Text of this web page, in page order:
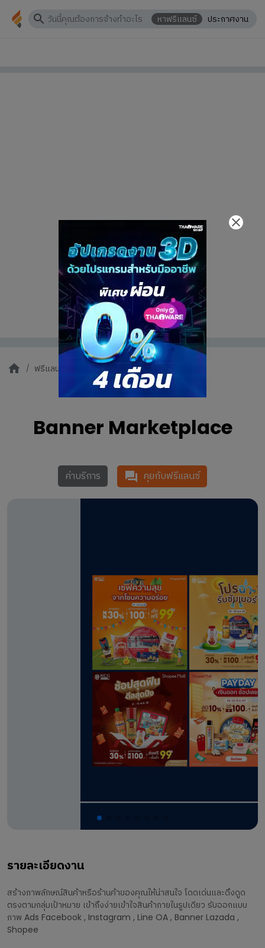
หาฟรีแลนซ์ ประกาศงาน
ฟรีแลนซ์ทั้งหมด Banner Marketpl...
Banner Marketplace
ค่าบริการ คุยกับฟรีแลนซ์
รายละเอียดงาน
สร้างภาพลักษณ์สินค้าหรือร้านค้าของคุณให้น่าสนใจ โดดเด่นและดึงดูด
ตรงตามกลุ่มเป้าหมาย เข้าถึงง่ายเข้าใจสินค้าภายในรูปเดียว รับออกแบบ
ภาพ Ads Facebook , Instagram , Line OA , Banner Lazada ,
Shopee